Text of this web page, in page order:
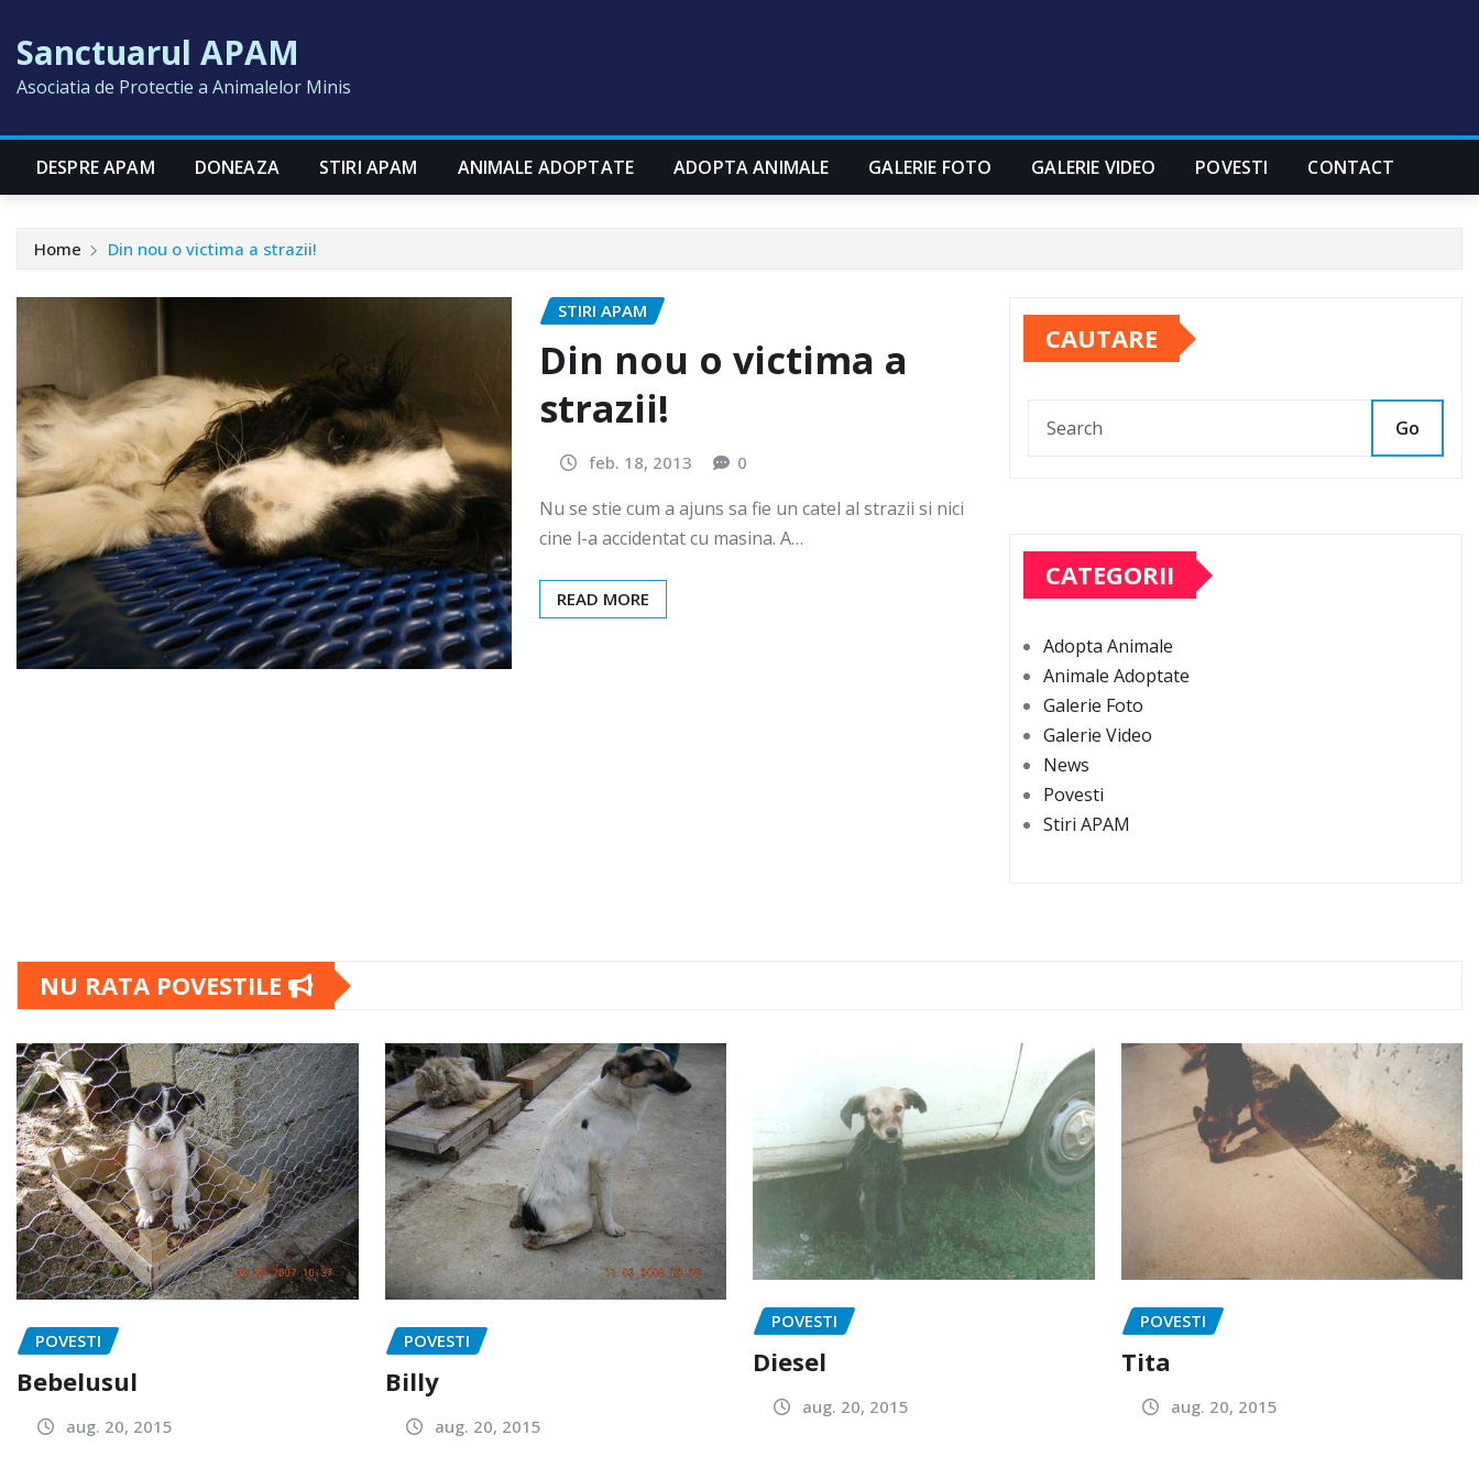
content
Sanctuarul APAM
Asociatia de Protectie a Animalelor Minis
DESPRE APAM DONEAZA STIRI APAM ANIMALE ADOPTATE ADOPTA ANIMALE GALERIE FOTO GALERIE VIDEO POVESTI CONTACT
Home Din nou o victima a strazii!
STIRI APAM
Din nou o victima a
strazii!
feb. 18, 2013 0
Nu se stie cum a ajuns sa fie un catel al strazii si nici
cine l-a accidentat cu masina. A…
READ MORE
CAUTARE
Go
CATEGORII
Adopta Animale
Animale Adoptate
Galerie Foto
Galerie Video
News
Povesti
Stiri APAM
NU RATA POVESTILE
POVESTI
Bebelusul
aug. 20, 2015
POVESTI
Billy
aug. 20, 2015
POVESTI
Diesel
aug. 20, 2015
POVESTI
Tita
aug. 20, 2015